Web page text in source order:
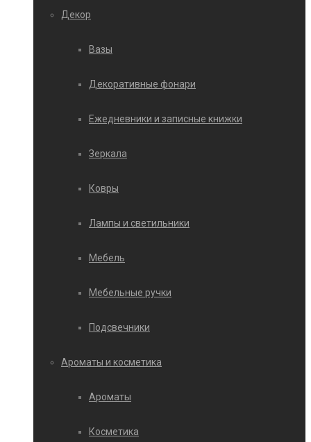
Декор
Вазы
Декоративные фонари
Ежедневники и записные книжки
Зеркала
Ковры
Лампы и светильники
Мебель
Мебельные ручки
Подсвечники
Ароматы и косметика
Ароматы
Косметика